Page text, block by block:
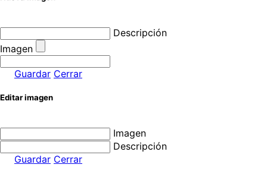
Descripción
Imagen
Guardar Cerrar
Editar imagen
Imagen
Descripción
Guardar Cerrar